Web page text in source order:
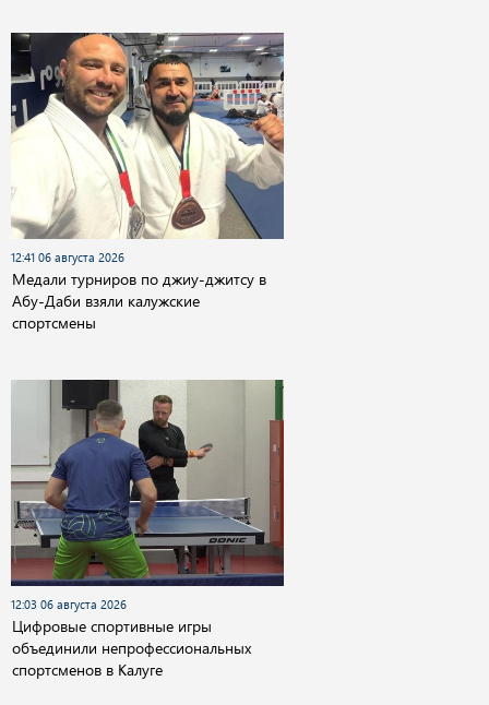
12:41 06 августа 2026
Медали турниров по джиу-джитсу в
Абу-Даби взяли калужские
спортсмены
12:03 06 августа 2026
Цифровые спортивные игры
объединили непрофессиональных
спортсменов в Калуге